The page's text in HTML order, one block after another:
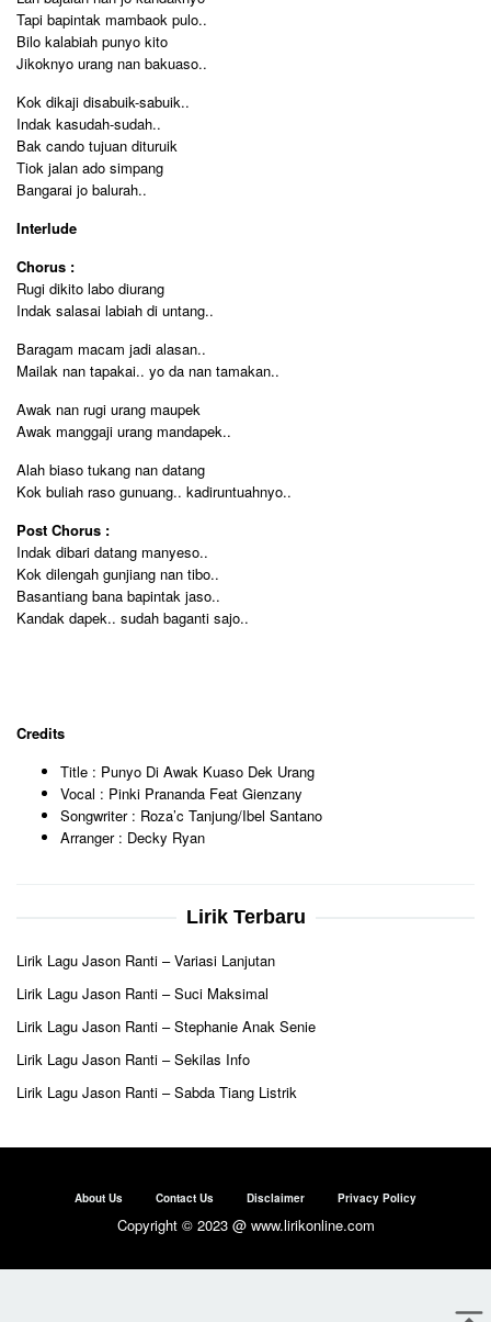
Tapi bapintak mambaok pulo..
Bilo kalabiah punyo kito
Jikoknyo urang nan bakuaso..
Kok dikaji disabuik-sabuik..
Indak kasudah-sudah..
Bak cando tujuan dituruik
Tiok jalan ado simpang
Bangarai jo balurah..
Interlude
Chorus :
Rugi dikito labo diurang
Indak salasai labiah di untang..
Baragam macam jadi alasan..
Mailak nan tapakai.. yo da nan tamakan..
Awak nan rugi urang maupek
Awak manggaji urang mandapek..
Alah biaso tukang nan datang
Kok buliah raso gunuang.. kadiruntuahnyo..
Post Chorus :
Indak dibari datang manyeso..
Kok dilengah gunjiang nan tibo..
Basantiang bana bapintak jaso..
Kandak dapek.. sudah baganti sajo..
Credits
Title : Punyo Di Awak Kuaso Dek Urang
Vocal : Pinki Prananda Feat Gienzany
Songwriter : Roza’c Tanjung/Ibel Santano
Arranger : Decky Ryan
Lirik Terbaru
Lirik Lagu Jason Ranti – Variasi Lanjutan
Lirik Lagu Jason Ranti – Suci Maksimal
Lirik Lagu Jason Ranti – Stephanie Anak Senie
Lirik Lagu Jason Ranti – Sekilas Info
Lirik Lagu Jason Ranti – Sabda Tiang Listrik
About Us Contact Us Disclaimer Privacy Policy
Copyright © 2023 @ www.lirikonline.com